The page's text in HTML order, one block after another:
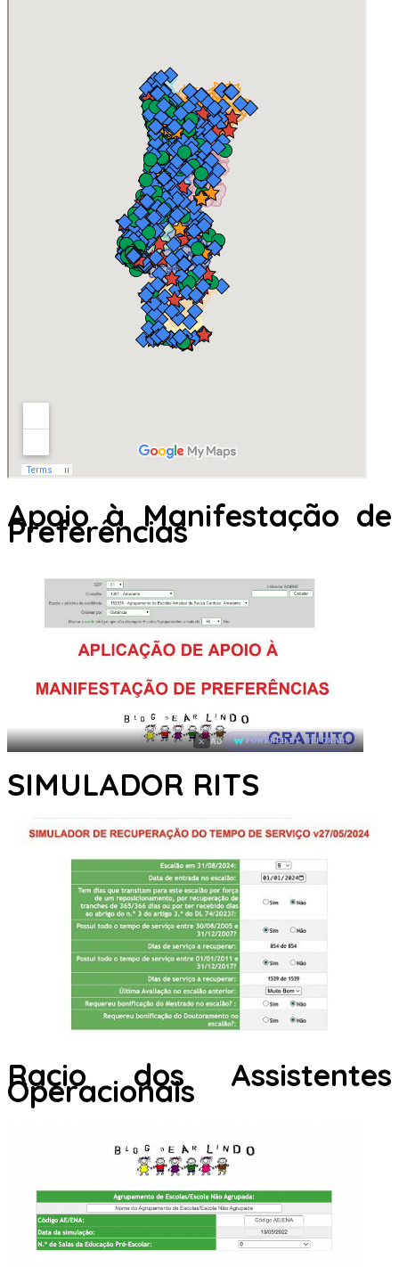
Apoio à Manifestação de
Preferências
× AD POWERED BY WEFORADS
SIMULADOR RITS
Racio dos Assistentes
Operacionais